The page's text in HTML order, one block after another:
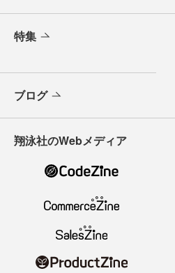
特集
ブログ
翔泳社のWebメディア